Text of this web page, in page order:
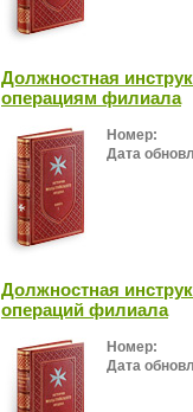
Должностная
операциям филиала
Номер:
Дата
Должностная
операций филиала
Номер:
Дата